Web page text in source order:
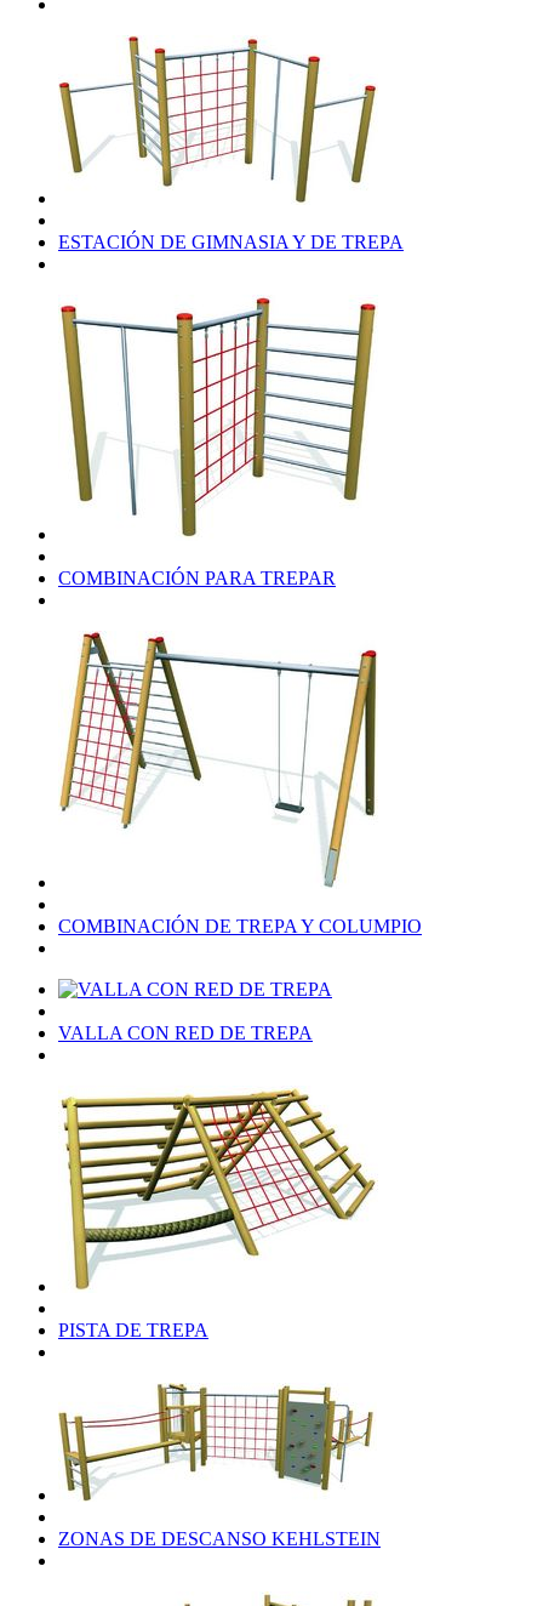
ESTACIÓN DE GIMNASIA Y DE TREPA
COMBINACIÓN PARA TREPAR
COMBINACIÓN DE TREPA Y COLUMPIO
VALLA CON RED DE TREPA
PISTA DE TREPA
ZONAS DE DESCANSO KEHLSTEIN